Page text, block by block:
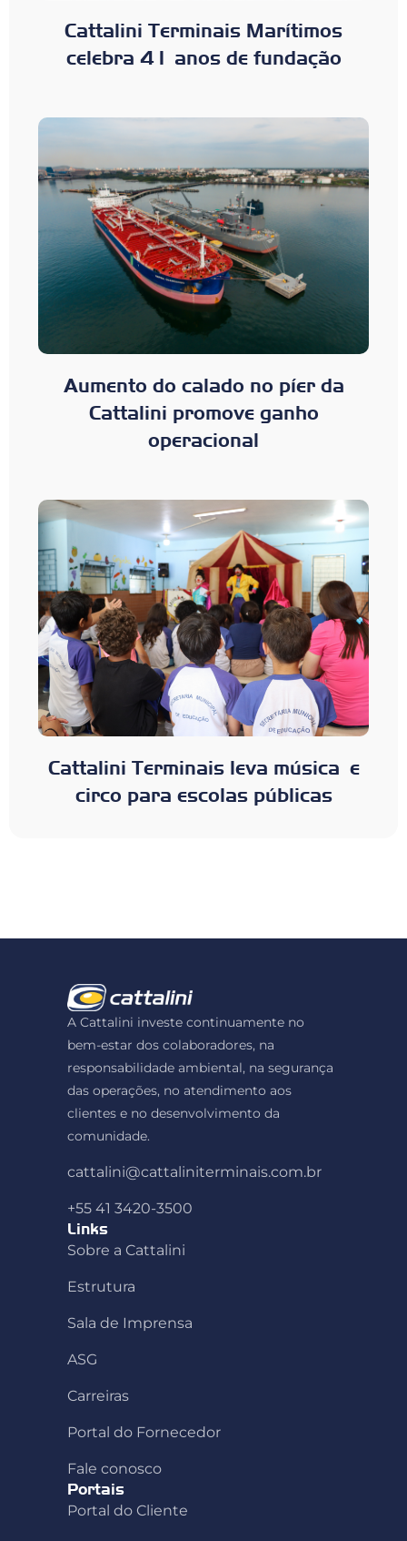
Cattalini Terminais Marítimos
celebra 41 anos de fundação
Aumento do calado no píer da
Cattalini promove ganho
operacional
Cattalini Terminais leva música e
circo para escolas públicas
A Cattalini investe continuamente no
bem-estar dos colaboradores, na
responsabilidade ambiental, na segurança
das operações, no atendimento aos
clientes e no desenvolvimento da
comunidade.
cattalini@cattaliniterminais.com.br
+55 41 3420-3500
Links
Sobre a Cattalini
Estrutura
Sala de Imprensa
ASG
Carreiras
Portal do Fornecedor
Fale conosco
Portais
Portal do Cliente